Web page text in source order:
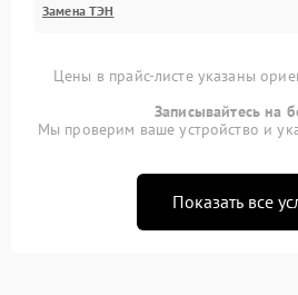
Замена ТЭН
Цены в прайс-листе указаны
Записывайтесь на
Мы проверим ваше устройство и
Показать все